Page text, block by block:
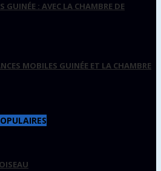
GUINÉE : AVEC LA CHAMBRE DE
MOBILES GUINÉE ET LA CHAMBRE